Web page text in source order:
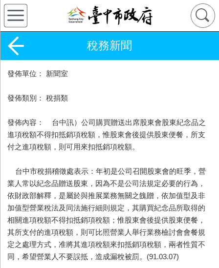
稅務新聞
發佈單位： 新聞室
發佈類別： 稅捐類
發佈內容： 台中訊）公司購買贈送出席股東會股東紀念品之
進項稅額不得扣抵銷項稅額，惟股東會後提供股東便餐，所支
付之進項稅額，則可用來扣抵銷項稅額。
台中市稅捐稽徵處表示：年初是公司召開股東會的旺季，營
業人常以紀念品贈送股東，因為不是公司法規定必要的行為，
依財政部解釋，是屬於與推展業務無關之餽贈，依加值型及非
加值型營業稅法及同法施行細則規定，其購買紀念品所取得的
相關進項稅額不得扣抵銷項稅額；惟股東會後提供股東便餐，
其所支付的進項稅額，則可比照營業人舉行業務檢討會會餐規
定之處理方式，准將其進項稅額來扣抵銷項稅額，兩者性質不
同，希望營業人不要誤抵，造成漏稅被罰。(91.03.07)